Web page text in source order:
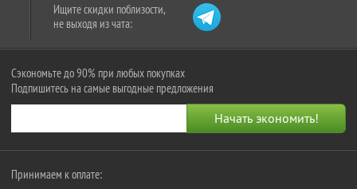
Ищите скидки поблизости,
не выходя из чата:
Сэкономьте до 90% при любых покупках
Подпишитесь на самые выгодные предложения
Принимаем к оплате: